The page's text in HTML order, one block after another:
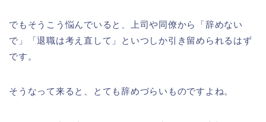
でもそうこう悩んでいると、上司や同僚から「辞めない
で」「退職は考え直して」といつしか引き留められるはず
です。
そうなって来ると、とても辞めづらいものですよね。